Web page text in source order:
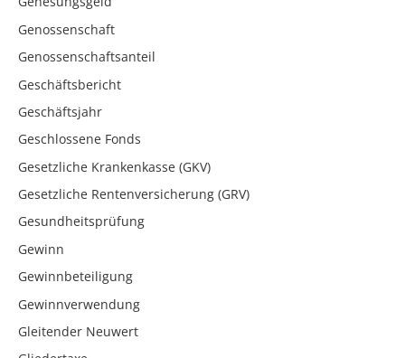
Genossenschaft
Genossenschaftsanteil
Geschäftsbericht
Geschäftsjahr
Geschlossene Fonds
Gesetzliche Krankenkasse (GKV)
Gesetzliche Rentenversicherung (GRV)
Gesundheitsprüfung
Gewinn
Gewinnbeteiligung
Gewinnverwendung
Gleitender Neuwert